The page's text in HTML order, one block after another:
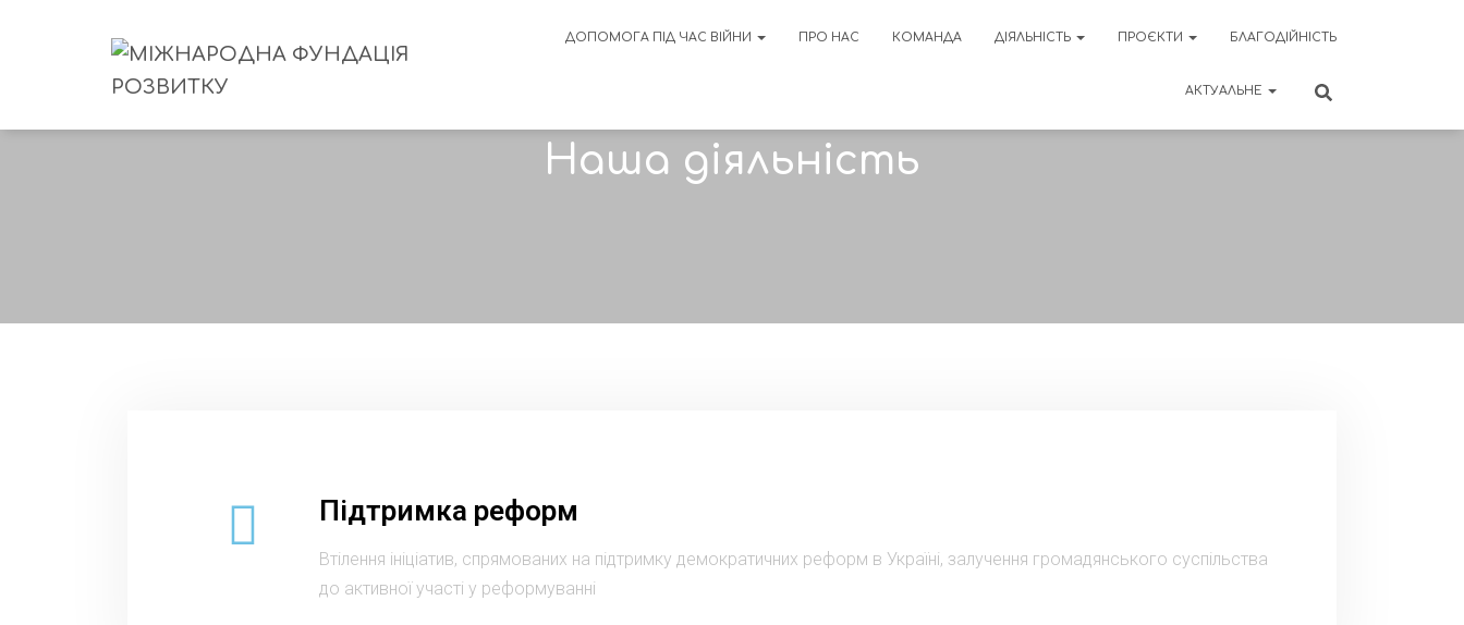
ДОПОМОГА ПІД ЧАС ВІЙНИ ПРО НАС КОМАНДА ДІЯЛЬНІСТЬ ПРОЄКТИ БЛАГОДІЙНІСТЬ
АКТУАЛЬНЕ
Наша діяльність
Підтримка реформ
Втілення ініціатив, спрямованих на підтримку демократичних реформ в Україні, залучення громадянського суспільства
до активної участі у реформуванні